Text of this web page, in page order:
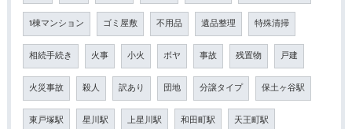
1棟マンション ゴミ屋敷 不用品 遺品整理 特殊清掃
相続手続き 火事 小火 ボヤ 事故 残置物 戸建
火災事故 殺人 訳あり 団地 分譲タイプ 保土ヶ谷駅
東戸塚駅 星川駅 上星川駅 和田町駅 天王町駅